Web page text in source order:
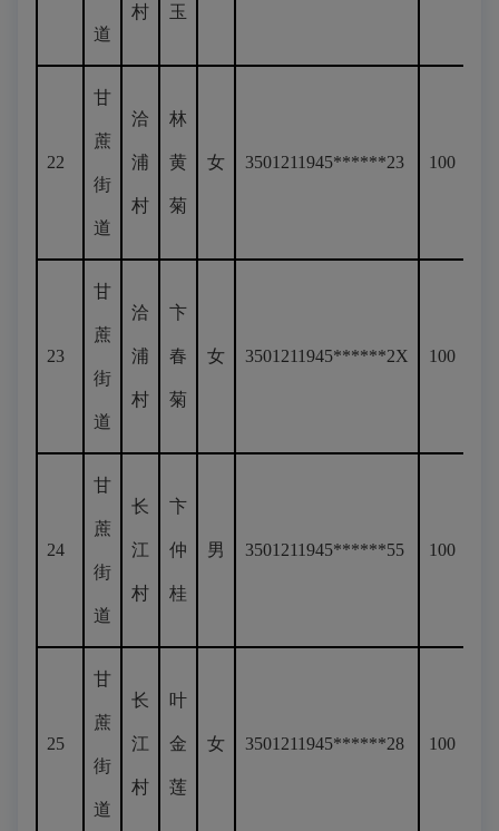
道
村 玉
22
甘
蔗
街
道
洽
浦
村
林
黄
菊
女 3501211945******23 100
23
甘
蔗
街
道
洽
浦
村
卞
春
菊
女 3501211945******2X 100
24
甘
蔗
街
道
长
江
村
卞
仲
桂
男 3501211945******55 100
25
甘
蔗
街
道
长
江
村
叶
金
莲
女 3501211945******28 100